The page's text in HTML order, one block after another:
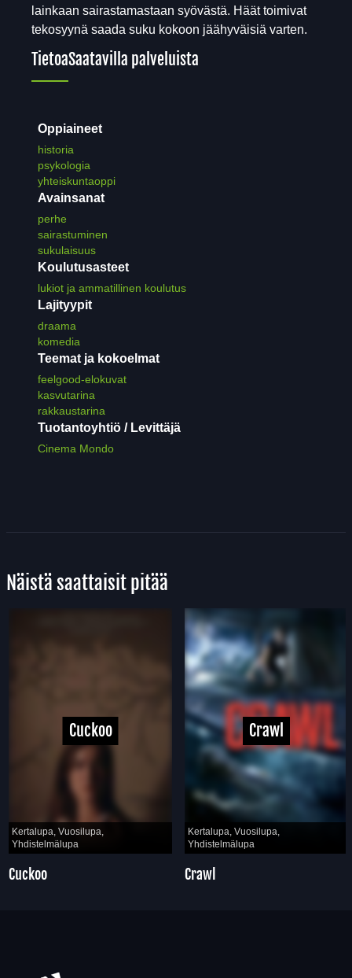
lainkaan sairastamastaan syövästä. Häät toimivat
tekosyynä saada suku kokoon jäähyväisiä varten.
TietoaSaatavilla palveluista
Oppiaineet
historia
psykologia
yhteiskuntaoppi
Avainsanat
perhe
sairastuminen
sukulaisuus
Koulutusasteet
lukiot ja ammatillinen koulutus
Lajityypit
draama
komedia
Teemat ja kokoelmat
feelgood-elokuvat
kasvutarina
rakkaustarina
Tuotantoyhtiö / Levittäjä
Cinema Mondo
Näistä saattaisit pitää
Cuckoo
Kertalupa, Vuosilupa,
Yhdistelmälupa
Cuckoo
Crawl
Kertalupa, Vuosilupa,
Yhdistelmälupa
Crawl